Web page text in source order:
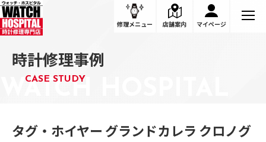
修理メニュー 店舗案内 マイページ
時計修理事例
CASE STUDY
タグ・ホイヤー グランドカレラ クロノグ